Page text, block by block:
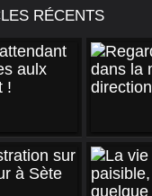
RÉCENTS